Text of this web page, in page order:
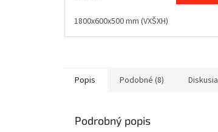
1800x600x500 mm (VXŠXH)
Popis Podobné (8) Diskusia
Podrobný popis